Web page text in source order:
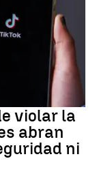
violar la
abran
ni